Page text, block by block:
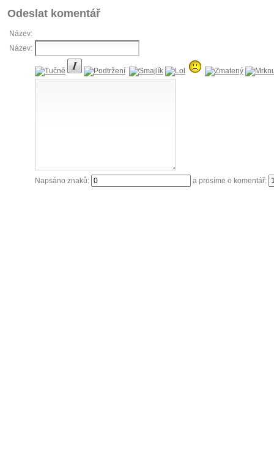
Odeslat komentář
Název:
Název:
Napsáno znaků: a prosíme o komentář: